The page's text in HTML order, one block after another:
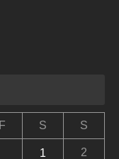
F S S
1 2